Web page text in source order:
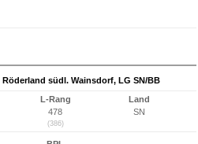
südl. Wainsdorf, LG SN/BB
L-Rang
478
(386)
Land
SN